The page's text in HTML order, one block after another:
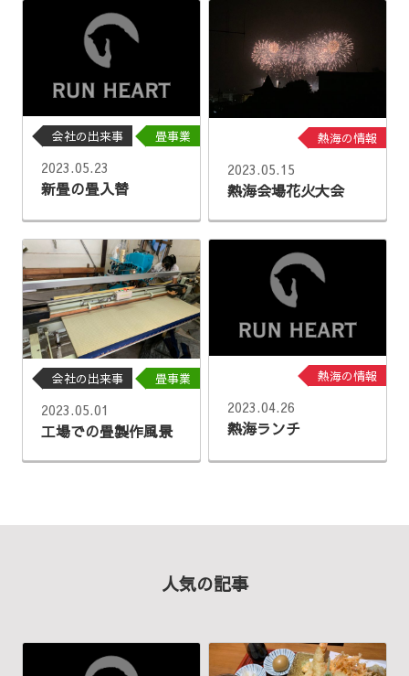
会社の出来事 畳事業
2023.05.23
新畳の畳入替
熱海の情報
2023.05.15
熱海会場花火大会
会社の出来事 畳事業
2023.05.01
工場での畳製作風景
熱海の情報
2023.04.26
熱海ランチ
人気の記事